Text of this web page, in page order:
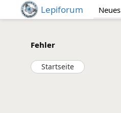
Lepiforum Neues
Fehler
Startseite